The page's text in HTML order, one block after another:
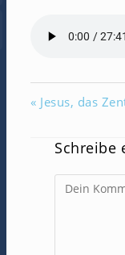
« Jesus, das
Schreibe
Kommentar